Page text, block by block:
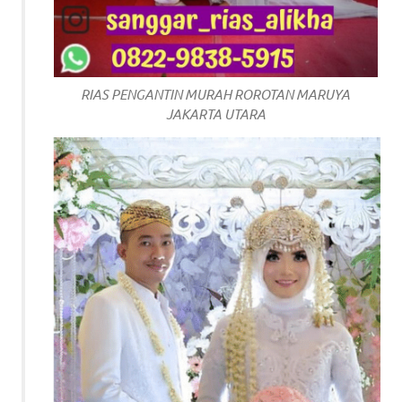
good
luxury
replica
watches.
men's
https://www.drugswatches.com.
RIAS PENGANTIN MURAH ROROTAN MARUYA
JAKARTA UTARA